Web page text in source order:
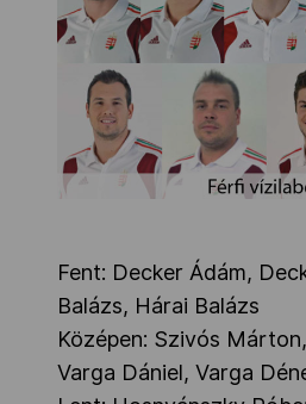
Fent: Decker Ádám,
Balázs, Hárai Balázs
Középen: Szivós
Varga Dániel, Varga